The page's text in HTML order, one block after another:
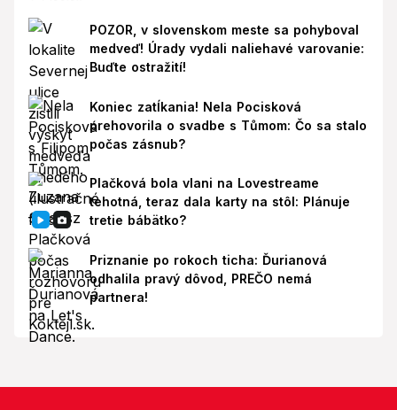
POZOR, v slovenskom meste sa pohyboval
medveď! Úrady vydali naliehavé varovanie:
Buďte ostražití!
Koniec zatĺkania! Nela Pocisková
prehovorila o svadbe s Tůmom: Čo sa stalo
počas zásnub?
Plačková bola vlani na Lovestreame
tehotná, teraz dala karty na stôl: Plánuje
tretie bábätko?
Priznanie po rokoch ticha: Ďurianová
odhalila pravý dôvod, PREČO nemá
partnera!